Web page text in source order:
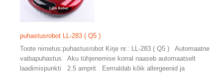
puhastusrobot LL-283 ( Q5 )
Toote nimetus:puhastusrobot Kirje nr.: LL-283 ( Q5 ) Automaatne
vaibapuhastus Aku tühjenemise korral naaseb automaatselt
laadimispunkti 2.5 amprit Eemaldab kõik allergeenid ja